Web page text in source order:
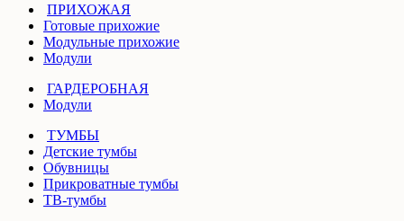
ПРИХОЖАЯ
Готовые прихожие
Модульные прихожие
Модули
ГАРДЕРОБНАЯ
Модули
ТУМБЫ
Детские тумбы
Обувницы
Прикроватные тумбы
ТВ-тумбы